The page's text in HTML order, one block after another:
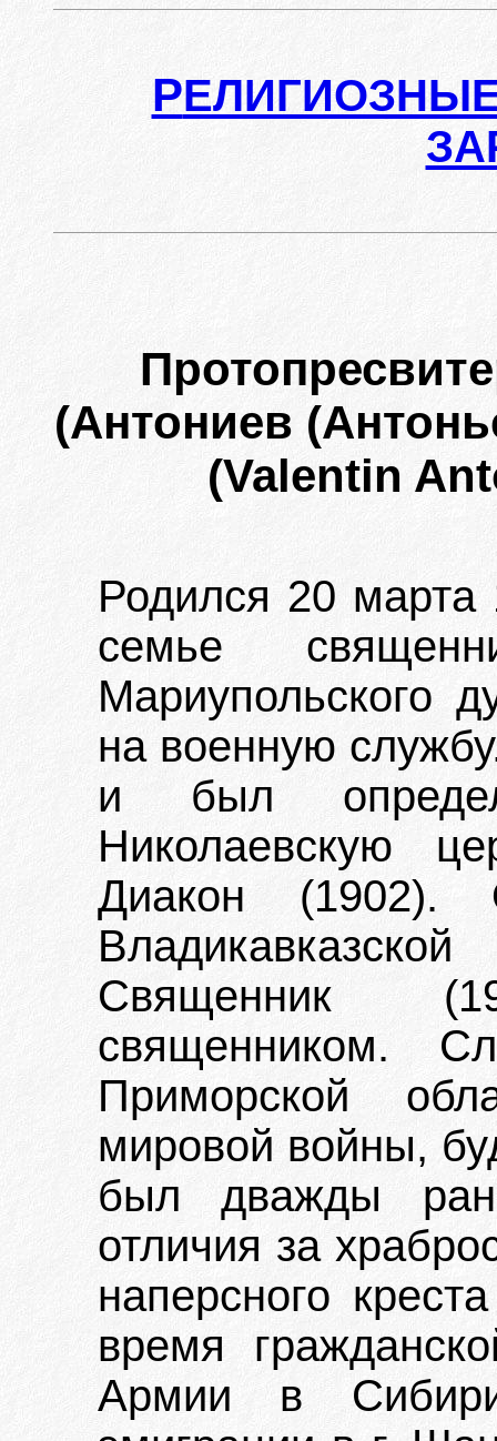
Р
(Антониев
(Valentin
Родился 20 марта
семье
Мариупольского
на военную
и был
Николаевскую
Диакон
Священник
священником.
Приморской
мировой войны,
был дважды
отличия за
наперсного
время
Армии в